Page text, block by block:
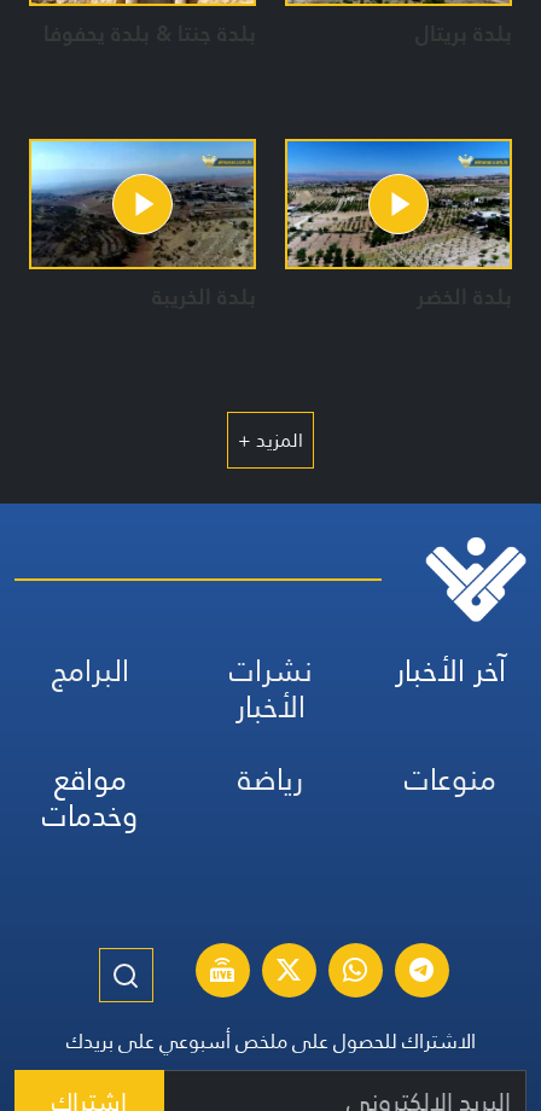
بلدة بريتال بلدة جنتا & بلدة يحفوفا
بلدة الخضر بلدة الخريبة
المزيد +
آخر الأخبار نشرات
الأخبار
البرامج
منوعات
رياضة مواقع
وخدمات
الاشتراك للحصول على ملخص أسبوعي على بريدك